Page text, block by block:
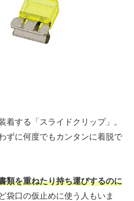
着する「スライドクリップ」。
ずに何度でもカンタンに着脱で
類を重ねたり持ち運びするのに
袋口の仮止めに使う人もいま